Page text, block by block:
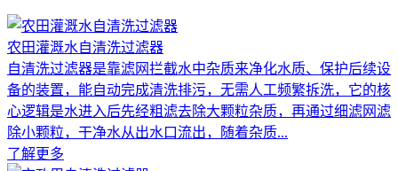
农田灌溉水自清洗过滤器
自清洗过滤器是靠滤网拦截水中杂质来净化水质、保护后续设
备的装置，能自动完成清洗排污，无需人工频繁拆洗，它的核
心逻辑是水进入后先经粗滤去除大颗粒杂质，再通过细滤网滤
除小颗粒，干净水从出水口流出，随着杂质...
了解更多